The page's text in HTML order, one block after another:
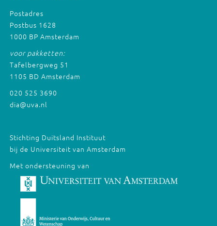
Postadres
Postbus 1628
1000 BP Amsterdam
voor pakketten:
Tafelbergweg 51
1105 BD Amsterdam
020 525 3690
dia@uva.nl
Stichting Duitsland Instituut
bij de Universiteit van Amsterdam
Met ondersteuning van